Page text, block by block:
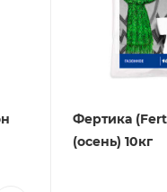
Фертика
(осень) 10кг